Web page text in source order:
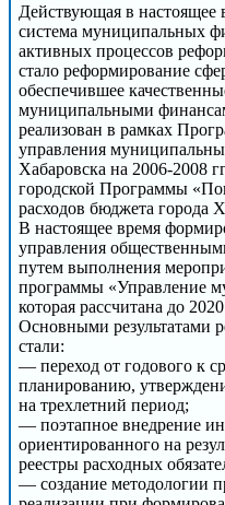
Действующая в настоящее
система муниципальных
активных процессов
стало реформирование
обеспечившее
муниципальными
реализован в рамках
управления
Хабаровска на 2006-2008
городской Программы
расходов бюджета города
В настоящее время
управления
путем выполнения
программы «Управление
которая рассчитана до
Основными результатами
стали:
— переход от годового к
планированию,
на трехлетний период;
— поэтапное внедрение
ориентированного на
реестры расходных
— создание методологии